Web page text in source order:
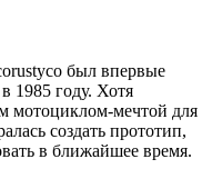
был впервые
1985 году. Хотя
мотоциклом-мечтой для
создать прототип,
в ближайшее время.